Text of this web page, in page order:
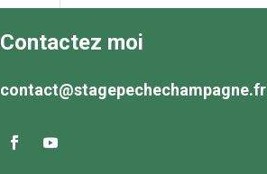
Contactez moi
contact@stagepechechampagne.fr